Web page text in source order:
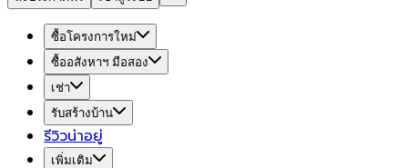
ซื้อโครงการใหม่
ซื้ออสังหาฯ มือสอง
เช่า
รับสร้างบ้าน
รีวิวน่าอยู่
เพิ่มเติม